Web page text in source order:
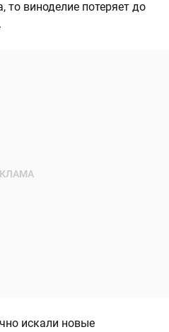
то виноделие потеряет до
искали новые